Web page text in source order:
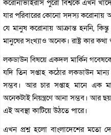
করোনাভাইরাস পুরো বিশ্বকে এখন
যার পরিবারের কোনো সদস্য করোনায়
যে মানুষ করোনায় আক্রান্ত হননি,
মানুষের সংখ্যাও অনেক। রাষ্ট্র কার
লকডাউন বিষয়ে একদল মার্কিন
যদি তিন সপ্তাহ কঠোর লকডাউন
সম্ভব। আর চার সপ্তাহ মানে এক
অনেকটাই নিয়ন্ত্রণে আনা সম্ভব। আর
এই অবস্থা কাটিয়ে উঠতে পারে।
এখন প্রশ্ন হলো বাংলাদেশের মতো